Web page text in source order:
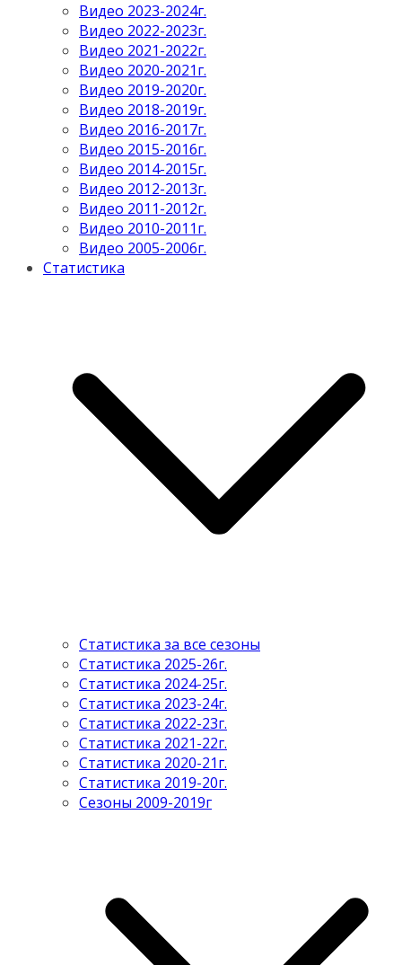
Видео 2023-2024г.
Видео 2022-2023г.
Видео 2021-2022г.
Видео 2020-2021г.
Видео 2019-2020г.
Видео 2018-2019г.
Видео 2016-2017г.
Видео 2015-2016г.
Видео 2014-2015г.
Видео 2012-2013г.
Видео 2011-2012г.
Видео 2010-2011г.
Видео 2005-2006г.
Статистика
Статистика за все сезоны
Статистика 2025-26г.
Статистика 2024-25г.
Статистика 2023-24г.
Статистика 2022-23г.
Статистика 2021-22г.
Статистика 2020-21г.
Статистика 2019-20г.
Сезоны 2009-2019г